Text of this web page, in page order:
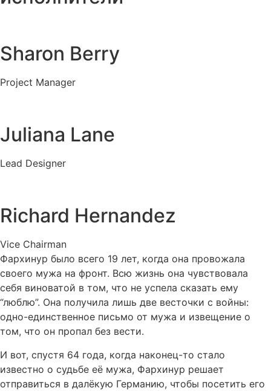
Sharon Berry
Project Manager
Juliana Lane
Lead Designer
Richard Hernandez
Vice Chairman
Фархинур было всего 19 лет, когда она провожала
своего мужа на фронт. Всю жизнь она чувствовала
себя виноватой в том, что не успела сказать ему
“люблю”. Она получила лишь две весточки с войны:
одно-единственное письмо от мужа и извещение о
том, что он пропал без вести.
И вот, спустя 64 года, когда наконец-то стало
известно о судьбе её мужа, Фархинур решает
отправиться в далёкую Германию, чтобы посетить его